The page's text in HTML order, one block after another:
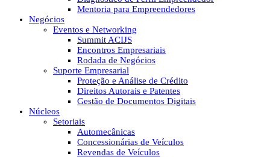
Mentoria para Empreendedores
Negócios
Eventos e Networking
Summit ACIJS
Encontros Empresariais
Rodada de Negócios
Suporte Empresarial
Proteção e Análise de Crédito
Direitos Autorais e Patentes
Gestão de Documentos Digitais
Núcleos
Setoriais
Automecânicas
Concessionárias de Veículos
Revendas de Veículos